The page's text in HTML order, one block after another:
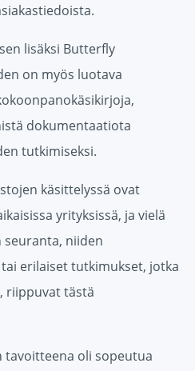
lisäksi Butterfly
on myös luotava
dokumentaatiota
tutkimiseksi.
käsittelyssä ovat
yrityksissä, ja vielä
niiden
erilaiset tutkimukset, jotka
riippuvat tästä
tavoitteena oli sopeutua